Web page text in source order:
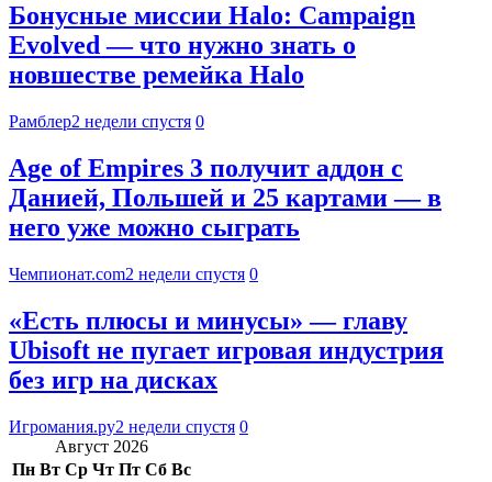
Бонусные миссии Halo: Campaign
Evolved — что нужно знать о
новшестве ремейка Halo
Рамблер2 недели спустя 0
Age of Empires 3 получит аддон с
Данией, Польшей и 25 картами — в
него уже можно сыграть
Чемпионат.com2 недели спустя 0
«Есть плюсы и минусы» — главу
Ubisoft не пугает игровая индустрия
без игр на дисках
Игромания.ру2 недели спустя 0
Август 2026
Пн Вт Ср Чт Пт Сб Вс